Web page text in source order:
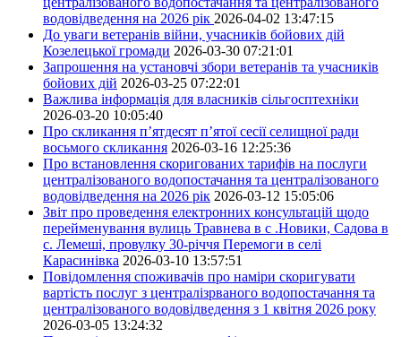
водовідведення на 2026 рік 2026-04-02 13:47:15
До уваги ветеранів війни, учасників бойових дій
Козелецької громади 2026-03-30 07:21:01
Запрошення на установчі збори ветеранів та учасників
бойових дій 2026-03-25 07:22:01
Важлива інформація для власників сільгосптехніки
2026-03-20 10:05:40
Про скликання п’ятдесят п’ятої сесії селищної ради
восьмого скликання 2026-03-16 12:25:36
Про встановлення скоригованих тарифів на послуги
централізованого водопостачання та централізованого
водовідведення на 2026 рік 2026-03-12 15:05:06
Звіт про проведення електронних консультацій щодо
перейменування вулиць Травнева в с .Новики, Садова в
с. Лемеші, провулку 30-річчя Перемоги в селі
Карасинівка 2026-03-10 13:57:51
Повідомлення споживачів про наміри скоригувати
вартість послуг з централізрваного водопостачання та
централізованого водовідведення з 1 квітня 2026 року
2026-03-05 13:24:32